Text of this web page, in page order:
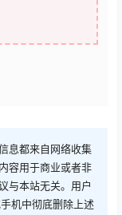
息都来自网络收集
容用于商业或者非
与本站无关。用户
机中彻底删除上述